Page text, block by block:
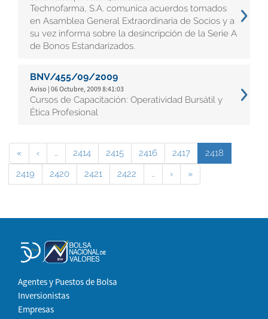
Technofarma, S.A. comunica acuerdos tomados
en Asamblea General Extraordinaria de Socios y a
su vez informa sobre la desincripción de la Serie A
de Bonos Estandarizados.
BNV/455/09/2009
Aviso | 06 Octubre, 2009 8:41:03
Cursos de Capacitación: Operatividad Bursátil y
Ética Profesional
« ‹ … 2414 2415 2416 2417
2418
2419
2420 2421 2422 … › »
Agentes y Puestos de Bolsa
Inversionistas
Empresas